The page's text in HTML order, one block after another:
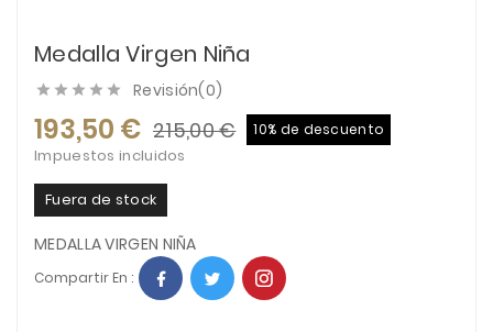
Medalla Virgen Niña
     Revisión(0)
193,50 € 215,00 € 10% de descuento
Impuestos incluidos
Fuera de stock
MEDALLA VIRGEN NIÑA
Compartir En :